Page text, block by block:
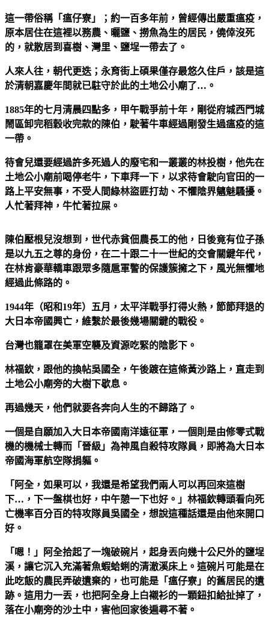
這一帶俗稱「瘟仔寮」；約一百多年前，曾經傳出嚴重瘟疫，
原本居住在這裡以務農、曬鹽、撈魚為生的居民，僥倖沒死
的，就散居到喜樹、灣里、鹽埕一帶去了。
人來人往，朝代更迭；永育街上碩果僅存最悠久住戶，該是這
於清朝嘉慶年間就已駐守於此的土地公小廟了…。
1885年的七月清晨四點多，甲午戰爭前十年，剛從府城西門城
鬧區卸完稻穀收完款的陳伯，駛著牛車經過剛發生過瘟疫的這
一帶。
待會兒還要經過許多死過人的廢宅和一叢叢的林投樹，他先在
土地公小廟前喝停老牛，下車拜一下，以求待會駛向官田的一
路上平安無事，不受人間綠林盜匪打劫、不懼陰界魑魅騷擾。
人忙著拜神，牛忙著拉屎。
陳伯壓根兒沒想到，世代赤貧佃農長工的他，日後竟有位子孫
是以九五之尊的身份，在二十跟二十一世紀的交會關鍵年代，
在林肯豪華轎車跟眾多隨扈軍警的保護簇擁之下，風光無懼地
經過此條路的。
1944年（昭和19年）五月，太平洋戰爭打得火熱，節節拜退的
大日本帝國興亡，維繫於最後幾場關鍵的戰役。
台灣也籠罩在美軍空襲及資源吃緊的陰影下。
林福欽，跟他的換帖吳國全，午後踱在這條黃沙路上，直走到
土地公小廟旁的大樹下歇息。
再過幾天，他們就要各奔向人生的不歸路了。
一個是自願加入大日本帝國南洋遠征軍，一個則是由修零式戰
機的機械士轉而「晉級」為神風自殺特攻隊員，即將為大日本
帝國海軍航空隊捐軀。
「阿全，如果可以，我還是希望我們兩人可以再回來這樹
下…，下一盤棋也好，中午憩一下也好。」林福欽轉頭看向死
亡機率百分百的特攻隊員吳國全，想說這種話還是由他來開口
好。
「嗯！」阿全拾起了一塊破碗片，起身丟向幾十公尺外的鹽埕
溪，讓它沉入充滿著魚蝦蛤蜊的清澈溪床上。這碗片可能是在
此吃飯的農民弄破遺棄的，也可能是「瘟仔寮」的舊居民的遺
跡。這用力一丟，也把阿全身上白襯衫的一顆鈕扣給扯掉了，
落在小廟旁的沙土中，害他回家後遍尋不著。